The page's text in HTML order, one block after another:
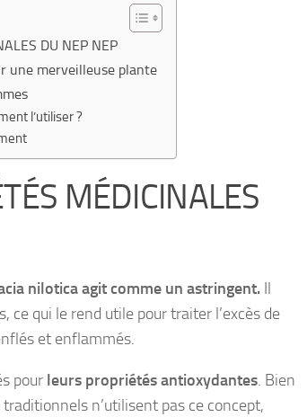
DU NEP NEP
une merveilleuse plante
l’utiliser ?
MÉDICINALES
nilotica agit comme un astringent. Il
qui le rend utile pour traiter l’excès de
et enflammés.
pour leurs propriétés antioxydantes. Bien
n’utilisent pas ce concept,